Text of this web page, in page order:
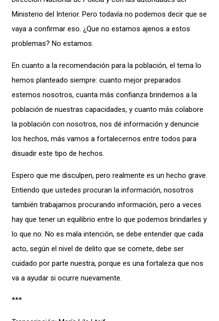
Ministerio del Interior. Pero todavía no podemos decir que se
vaya a confirmar eso. ¿Que no estamos ajenos a estos
problemas? No estamos.
En cuanto a la recomendación para la población, el tema lo
hemos planteado siempre: cuanto mejor preparados
estemos nosotros, cuanta más confianza brindemos a la
población de nuestras capacidades, y cuanto más colabore
la población con nosotros, nos dé información y denuncie
los hechos, más vamos a fortalecernos entre todos para
disuadir este tipo de hechos.
Espero que me disculpen, pero realmente es un hecho grave.
Entiendo que ustedes procuran la información, nosotros
también trabajamos procurando información, pero a veces
hay que tener un equilibrio entre lo que podemos brindarles y
lo que no. No es mala intención, se debe entender que cada
acto, según el nivel de delito que se comete, debe ser
cuidado por parte nuestra, porque es una fortaleza que nos
va a ayudar si ocurre nuevamente.
***